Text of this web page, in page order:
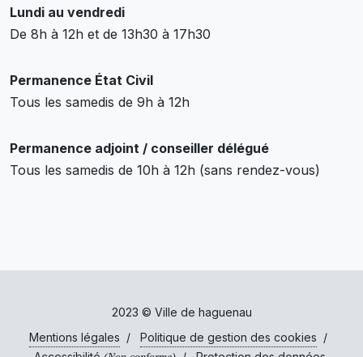
Lundi au vendredi
De 8h à 12h et de 13h30 à 17h30
Permanence État Civil
Tous les samedis de 9h à 12h
Permanence adjoint / conseiller délégué
Tous les samedis de 10h à 12h (sans rendez-vous)
2023 © Ville de haguenau
Mentions légales / Politique de gestion des cookies /